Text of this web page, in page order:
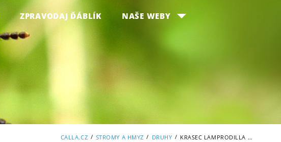
ZPRAVODAJ ĎÁBLÍK NAŠE WEBY
CALLA.CZ / STROMY A HMYZ / DRUHY / KRASEC LAMPRODILLA DIVES